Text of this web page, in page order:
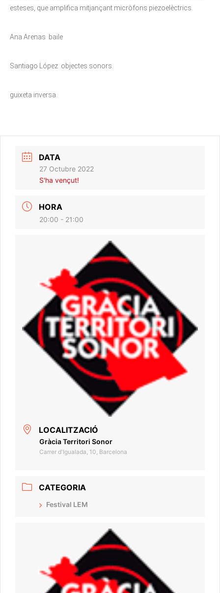
esteses, que amplifica mitjançant micròfons piezoelèctrics.
Ana Arenas baile
Santiago López objectes sonors.
guixeta inversa.
DATA
27 Octubre 2022
S'ha vençut!
HORA
20:00 - 21:00
LOCALITZACIÓ
Gràcia Territori Sonor
Carrer d'Igualada, 10, Barcelona
CATEGORIA
Festival LEM